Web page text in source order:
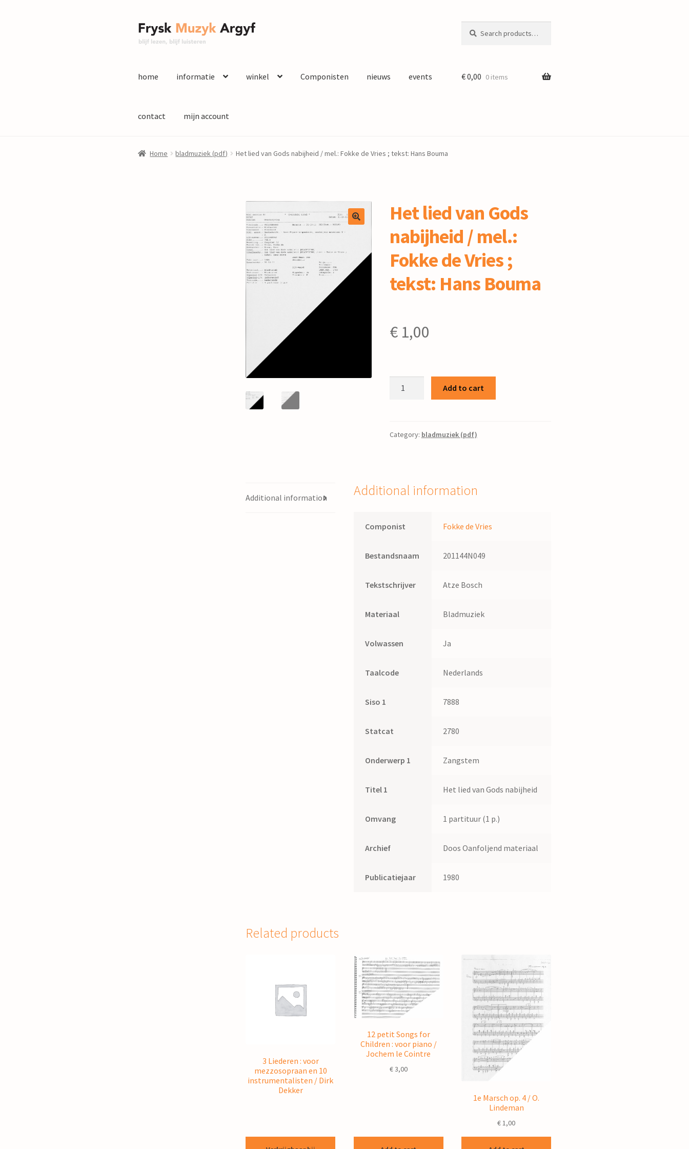
Ga
door
Ga
naar
for:
home informatie winkel Componisten nieuws events
contact mijn account
€0,00 0 items
Home bladmuziek (pdf) Het lied van Gods nabijheid / mel.: Fokke de Vries ; tekst: Hans Bouma
Het lied van Gods
nabijheid / mel.:
Fokke de Vries ;
tekst: Hans Bouma
€1,00
nabijheid
Vries
tekst:
quantity
Add to cart
Category: bladmuziek (pdf)
Additional information Additional information
Componist Fokke de Vries
Bestandsnaam 201144N049
Tekstschrijver Atze Bosch
Materiaal Bladmuziek
Volwassen Ja
Taalcode Nederlands
Siso 1 7888
Statcat 2780
Onderwerp 1 Zangstem
Titel 1 Het lied van Gods nabijheid
Omvang 1 partituur (1 p.)
Archief Doos Oanfoljend materiaal
Publicatiejaar 1980
Related products
3 Liederen : voor
mezzosopraan en 10
instrumentalisten / Dirk
Dekker
12 petit Songs for
Children : voor piano /
Jochem le Cointre
€3,00
1e Marsch op. 4 / O.
Lindeman
€1,00